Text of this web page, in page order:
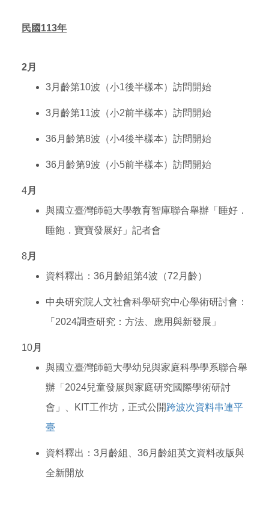
民國113年
2月
3月齡第10波（小1後半樣本）訪問開始
3月齡第11波（小2前半樣本）訪問開始
36月齡第8波（小4後半樣本）訪問開始
36月齡第9波（小5前半樣本）訪問開始
4月
與國立臺灣師範大學教育智庫聯合舉辦「睡好．
睡飽．寶寶發展好」記者會
8月
資料釋出：36月齡組第4波（72月齡）
中央研究院人文社會科學研究中心學術研討會：
「2024調查研究：方法、應用與新發展」
10月
與國立臺灣師範大學幼兒與家庭科學學系聯合舉
辦「2024兒童發展與家庭研究國際學術研討
會」、KIT工作坊，正式公開跨波次資料串連平
臺
資料釋出：3月齡組、36月齡組英文資料改版與
全新開放